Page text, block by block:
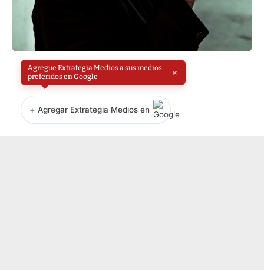
Agregue Extrategia Medios a sus medios
preferidos en Google
×
+ Agregar Extrategia Medios en